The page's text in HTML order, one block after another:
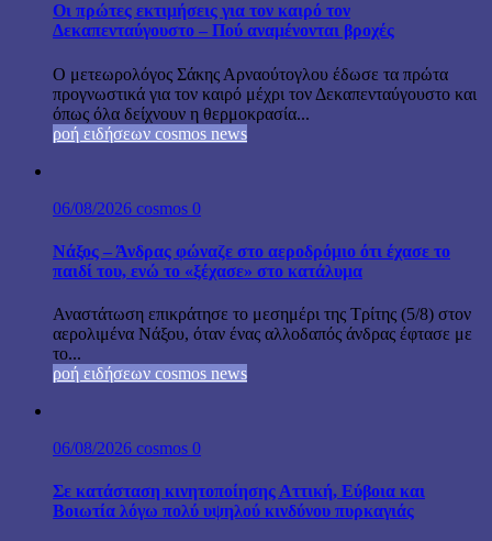
Οι πρώτες εκτιμήσεις για τον καιρό τον
Δεκαπενταύγουστο – Πού αναμένονται βροχές
Ο μετεωρολόγος Σάκης Αρναούτογλου έδωσε τα πρώτα
προγνωστικά για τον καιρό μέχρι τον Δεκαπενταύγουστο και
όπως όλα δείχνουν η θερμοκρασία...
ροή ειδήσεων cosmos news
06/08/2026 cosmos 0
Νάξος – Άνδρας φώναζε στο αεροδρόμιο ότι έχασε το
παιδί του, ενώ το «ξέχασε» στο κατάλυμα
Αναστάτωση επικράτησε το μεσημέρι της Τρίτης (5/8) στον
αερολιμένα Νάξου, όταν ένας αλλοδαπός άνδρας έφτασε με
το...
ροή ειδήσεων cosmos news
06/08/2026 cosmos 0
Σε κατάσταση κινητοποίησης Αττική, Εύβοια και
Βοιωτία λόγω πολύ υψηλού κινδύνου πυρκαγιάς